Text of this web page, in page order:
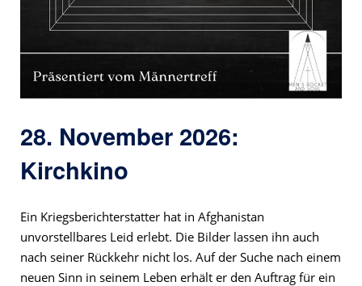
28. November 2026:
Kirchkino
Ein Kriegsberichterstatter hat in Afghanistan
unvorstellbares Leid erlebt. Die Bilder lassen ihn auch
nach seiner Rückkehr nicht los. Auf der Suche nach einem
neuen Sinn in seinem Leben erhält er den Auftrag für ein